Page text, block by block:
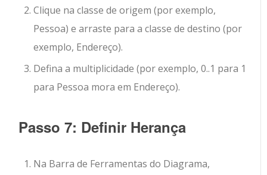
Clique na classe de origem (por exemplo,
Pessoa) e arraste para a classe de destino (por
exemplo, Endereço).
Defina a multiplicidade (por exemplo, 0..1 para 1
para Pessoa mora em Endereço).
Passo 7: Definir Herança
Na Barra de Ferramentas do Diagrama,